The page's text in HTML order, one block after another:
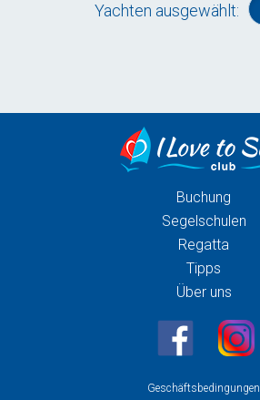
Yachten ausgewählt:
Buchung
Segelschulen
Regatta
Tipps
Über uns
Geschäftsbedingungen